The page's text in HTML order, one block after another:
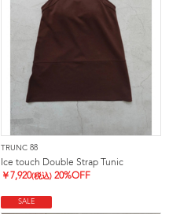
TRUNC 88
Ice touch Double Strap Tunic
￥ 7,920(税込) 20%OFF
SALE